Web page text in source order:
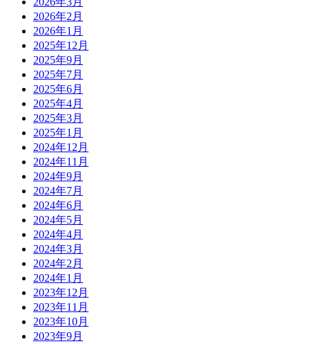
2026年2月
2026年1月
2025年12月
2025年9月
2025年7月
2025年6月
2025年4月
2025年3月
2025年1月
2024年12月
2024年11月
2024年9月
2024年7月
2024年6月
2024年5月
2024年4月
2024年3月
2024年2月
2024年1月
2023年12月
2023年11月
2023年10月
2023年9月